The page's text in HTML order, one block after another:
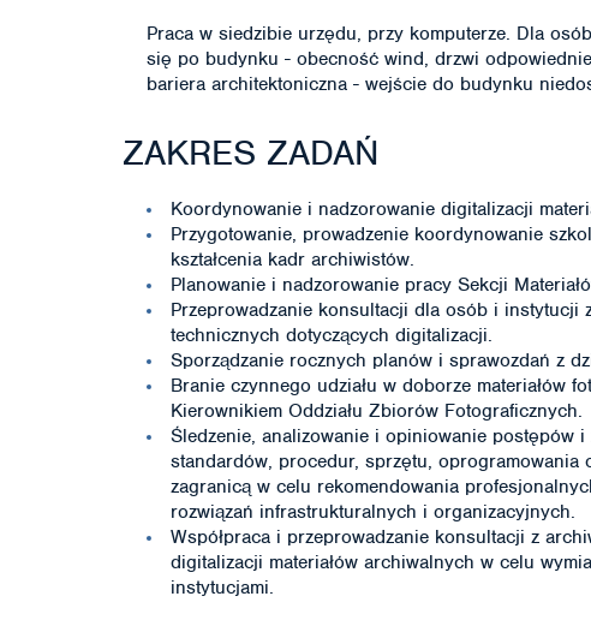
Praca w siedzibie urzędu, przy komputerze. Dla
się po budynku - obecność wind, drzwi
bariera architektoniczna - wejście do budynku
ZAKRES ZADAŃ
Koordynowanie i nadzorowanie digitalizacji
Przygotowanie, prowadzenie koordynowanie
kształcenia kadr archiwistów.
Planowanie i nadzorowanie pracy Sekcji
Przeprowadzanie konsultacji dla osób i instytucji
technicznych dotyczących digitalizacji.
Sporządzanie rocznych planów i sprawozdań z
Branie czynnego udziału w doborze materiałów
Kierownikiem Oddziału Zbiorów Fotograficznych.
Śledzenie, analizowanie i opiniowanie postępów
standardów, procedur, sprzętu,
zagranicą w celu rekomendowania
rozwiązań infrastrukturalnych i organizacyjnych.
Współpraca i przeprowadzanie konsultacji z
digitalizacji materiałów archiwalnych w celu
instytucjami.